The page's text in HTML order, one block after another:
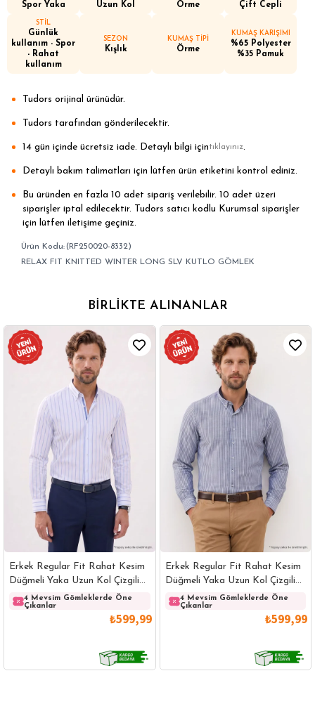
Spor Yaka Uzun Kol Örme Çift Cepli
STİL
Günlük
kullanım - Spor
- Rahat
kullanım
SEZON
Kışlık
KUMAŞ TİPİ
Örme
KUMAŞ KARIŞIMI
%65 Polyester
%35 Pamuk
Tudors orijinal ürünüdür.
Tudors tarafından gönderilecektir.
14 gün içinde ücretsiz iade. Detaylı bilgi içintıklayınız.
Detaylı bakım talimatları için lütfen ürün etiketini kontrol ediniz.
Bu üründen en fazla 10 adet sipariş verilebilir. 10 adet üzeri
siparişler iptal edilecektir. Tudors satıcı kodlu Kurumsal siparişler
için lütfen iletişime geçiniz.
(RF250020-8332)
RELAX FIT KNITTED WINTER LONG SLV KUTLO GÖMLEK
BIRLIKTE ALINANLAR
Erkek Regular Fit Rahat Kesim
Düğmeli Yaka Uzun Kol Çizgili
Pamuklu Beyaz Gömlek
4 Mevsim Gömleklerde Öne
Çıkanlar
₺599,99
Erkek Regular Fit Rahat Kesim
Düğmeli Yaka Uzun Kol Çizgili
Pamuklu Lacivert Gömlek
4 Mevsim Gömleklerde Öne
Çıkanlar
₺599,99